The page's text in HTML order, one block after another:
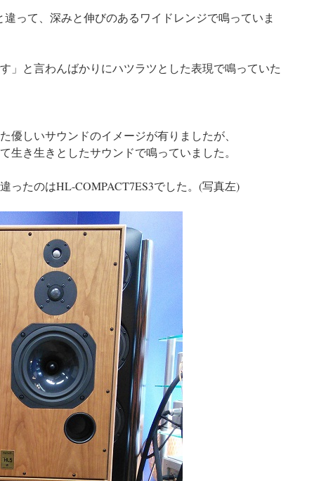
って、深みと伸びのあるワイドレンジで鳴っていま
」と言わんばかりにハツラツとした表現で鳴っていた
優しいサウンドのイメージが有りましたが、
生き生きとしたサウンドで鳴っていました。
ったのはHL-COMPACT7ES3でした。(写真左)